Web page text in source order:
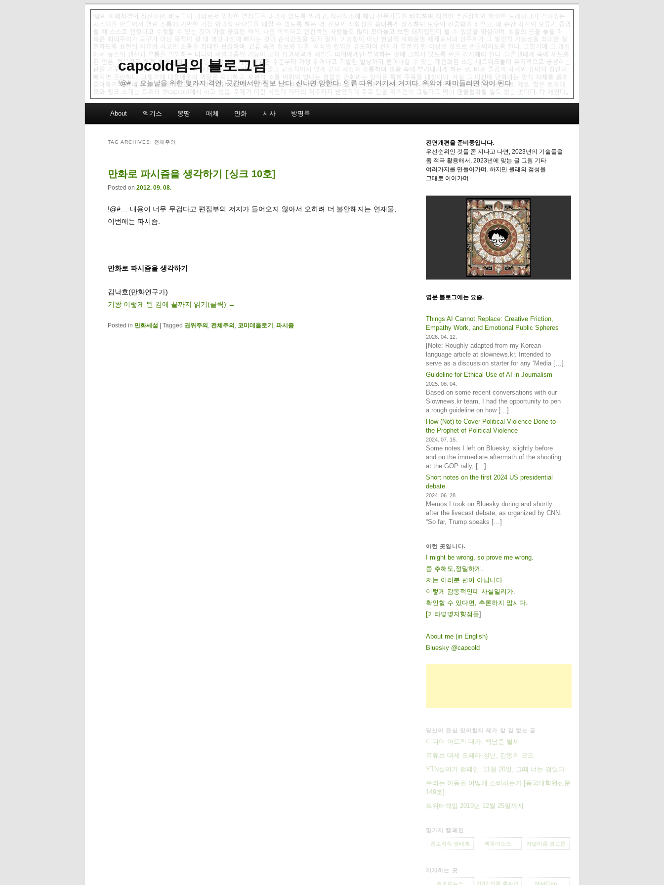
capcold님의 블로그님
!@#… 오늘날을 위한 몇가지 격언: 곳간에서만 진보 난다. 신나면 망한다. 인류 따위 거기서 거기다. 위악에 재미들리면 악이 된다.
Skip to primary content
Skip to secondary content
About 엑기스 몽땅 매체 만화 시사 방명록
TAG ARCHIVES: 전체주의
만화로 파시즘을 생각하기 [싱크 10호]
Posted on 2012. 09. 08.
!@#… 내용이 너무 무겁다고 편집부의 저지가 들어오지 않아서 오히려 더 불안해지는 연재물,
이번에는 파시즘.
만화로 파시즘을 생각하기
김낙호(만화연구가)
기왕 이렇게 된 김에 끝까지 읽기(클릭) →
Posted in 만화세설 | Tagged 권위주의 전체주의 코미데올로기 파시즘
전면개편을 준비중입니다.
우선순위인 것들 좀 지나고 나면, 2023년의 기술들을
좀 적극 활용해서, 2023년에 맞는 글 그림 기타
여러가지를 만들어가며. 하지만 원래의 갬성을
그대로 이어가며.
영문 블로그에는 요즘.
Things AI Cannot Replace: Creative Friction,
Empathy Work, and Emotional Public Spheres
2026. 04. 12.
[Note: Roughly adapted from my Korean
language article at slownews.kr. Intended to
serve as a discussion starter for any ‘Media […]
Guideline for Ethical Use of AI in Journalism
2025. 08. 04.
Based on some recent conversations with our
Slownews.kr team, I had the opportunity to pen
a rough guideline on how […]
How (Not) to Cover Political Violence Done to
the Prophet of Political Violence
2024. 07. 15.
Some notes I left on Bluesky, slightly before
and on the immediate aftermath of the shooting
at the GOP rally, […]
Short notes on the first 2024 US presidential
debate
2024. 06. 28.
Memos I took on Bluesky during and shortly
after the livecast debate, as organized by CNN.
“So far, Trump speaks […]
이런 곳입니다.
I might be wrong, so prove me wrong.
쫌 추해도,정밀하게.
저는 여러분 편이 아닙니다.
이렇게 감동적인데 사실일리가.
확인할 수 있다면, 추론하지 맙시다.
[기 타몇 몇 지 향점 들]
About me (in English)
Bluesky @capcold
당신이 관심 있어할지 제가 알 길 없는 글
미디어 아트의 대가, 백남준 별세
유튜브 대세 오페라 청년, 감동의 코드
YTN살리기 캠페인: 11월 20일, 그때 너는 검었다
우리는 아동을 어떻게 소비하는가 [동국대학원신문
149호]
트위터백업 2019년 12월 25일까지
몇가지 캠페인
진보지식 생태계 백투더소스 저널리즘 경고문
지지하는 곳
슬로우뉴스 2012 언론 총파업 MadCom